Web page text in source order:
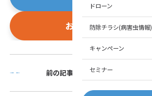
お問い合わせはこちら
ドローン
防除チラシ(病害虫情報)
キャンペーン
セミナー
前の記事